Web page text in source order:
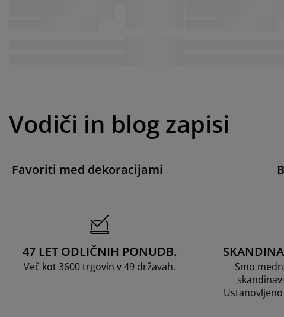
Vodiči in blog zapisi
Favoriti med dekoracijami
47 LET ODLIČNIH PONUDB.
Več kot 3600 trgovin v 49 državah.
Smo